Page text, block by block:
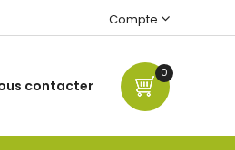
Compte
0
contacter